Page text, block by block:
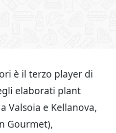
è il terzo player di
elaborati plant
Valsoia e Kellanova,
Gourmet),